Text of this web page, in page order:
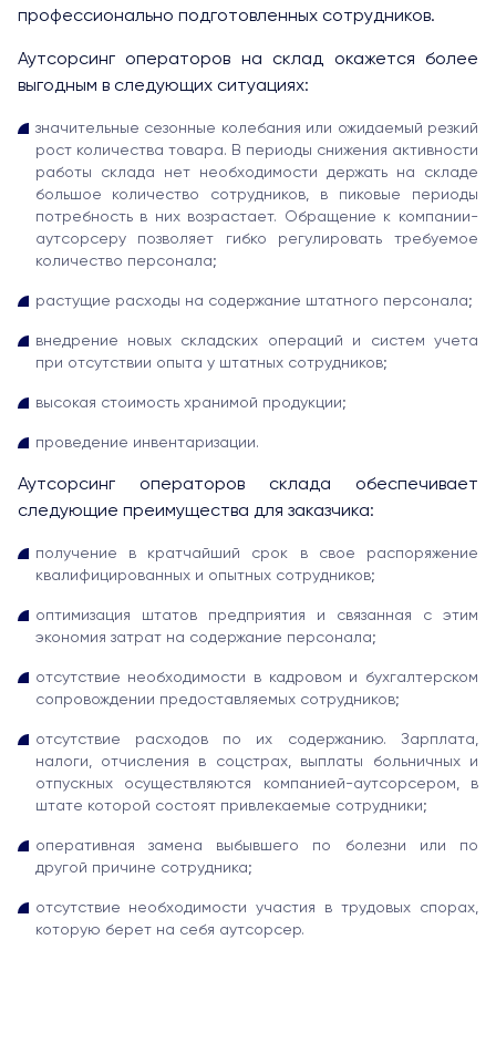
профессионально подготовленных сотрудников.
Аутсорсинг операторов на склад окажется более
выгодным в следующих ситуациях:
значительные сезонные колебания или ожидаемый резкий
рост количества товара. В периоды снижения активности
работы склада нет необходимости держать на складе
большое количество сотрудников, в пиковые периоды
потребность в них возрастает. Обращение к компании-
аутсорсеру позволяет гибко регулировать требуемое
количество персонала;
растущие расходы на содержание штатного персонала;
внедрение новых складских операций и систем учета
при отсутствии опыта у штатных сотрудников;
высокая стоимость хранимой продукции;
проведение инвентаризации.
Аутсорсинг операторов склада обеспечивает
следующие преимущества для заказчика:
получение в кратчайший срок в свое распоряжение
квалифицированных и опытных сотрудников;
оптимизация штатов предприятия и связанная с этим
экономия затрат на содержание персонала;
отсутствие необходимости в кадровом и бухгалтерском
сопровождении предоставляемых сотрудников;
отсутствие расходов по их содержанию. Зарплата,
налоги, отчисления в соцстрах, выплаты больничных и
отпускных осуществляются компанией-аутсорсером, в
штате которой состоят привлекаемые сотрудники;
оперативная замена выбывшего по болезни или по
другой причине сотрудника;
отсутствие необходимости участия в трудовых спорах,
которую берет на себя аутсорсер.